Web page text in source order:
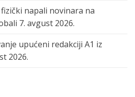
fizički napali novinara na
7. avgust 2026.
upućeni redakciji A1 iz
2026.